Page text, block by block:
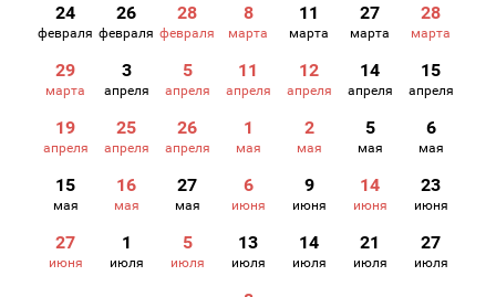
24
февраля
26
февраля
28
февраля
8
марта
11
марта
27
марта
28
марта
29
марта
3
апреля
5
апреля
11
апреля
12
апреля
14
апреля
15
апреля
19
апреля
25
апреля
26
апреля
1
мая
2
мая
5
мая
6
мая
15
мая
16
мая
27
мая
6
июня
9
июня
14
июня
23
июня
27
июня
1
июля
5
июля
13
июля
14
июля
21
июля
27
июля